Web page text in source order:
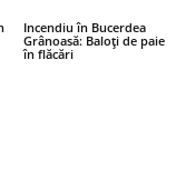
Incendiu în Bucerdea
Grânoasă: Baloți de paie
în flăcări